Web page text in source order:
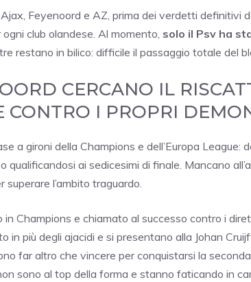
Feyenoord e AZ, prima dei verdetti definitivi
club olandese. Al momento, solo il Psv ha
restano in bilico: difficile il passaggio totale del
CERCANO IL
CONTRO I PROPRI
a gironi della Champions e dell’Europa League:
qualificandosi ai sedicesimi di finale. Mancano
l’ambito traguardo.
in Champions e chiamato al successo contro i
in più degli ajacidi e si presentano alla Johan
far altro che vincere per conquistarsi la
sono al top della forma e stanno faticando in